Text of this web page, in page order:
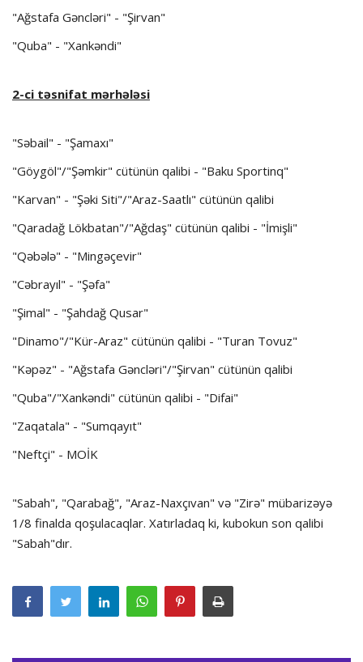
"Ağstafa Gəncləri" - "Şirvan"
"Quba" - "Xankəndi"
2-ci təsnifat mərhələsi
"Səbail" - "Şamaxı"
"Göygöl"/"Şəmkir" cütünün qalibi - "Baku Sportinq"
"Karvan" - "Şəki Siti"/"Araz-Saatlı" cütünün qalibi
"Qaradağ Lökbatan"/"Ağdaş" cütünün qalibi - "İmişli"
"Qəbələ" - "Mingəçevir"
"Cəbrayıl" - "Şəfa"
"Şimal" - "Şahdağ Qusar"
"Dinamo"/"Kür-Araz" cütünün qalibi - "Turan Tovuz"
"Kəpəz" - "Ağstafa Gəncləri"/"Şirvan" cütünün qalibi
"Quba"/"Xankəndi" cütünün qalibi - "Difai"
"Zaqatala" - "Sumqayıt"
"Neftçi" - MOİK
"Sabah", "Qarabağ", "Araz-Naxçıvan" və "Zirə" mübarizəyə
1/8 finalda qoşulacaqlar. Xatırladaq ki, kubokun son qalibi
"Sabah"dır.